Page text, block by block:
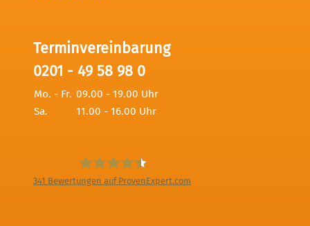
Terminvereinbarung
0201 - 49 58 98 0
Mo. - Fr. 09.00 - 19.00 Uhr
Sa.
11.00 - 16.00 Uhr
341 Bewertungen auf ProvenExpert.com